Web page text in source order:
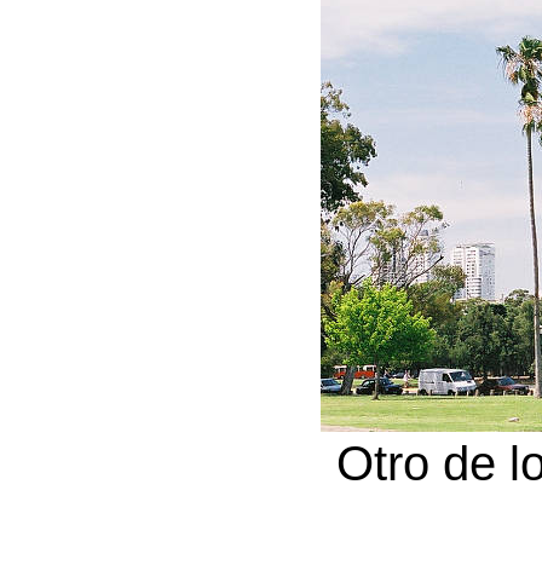
Otro de